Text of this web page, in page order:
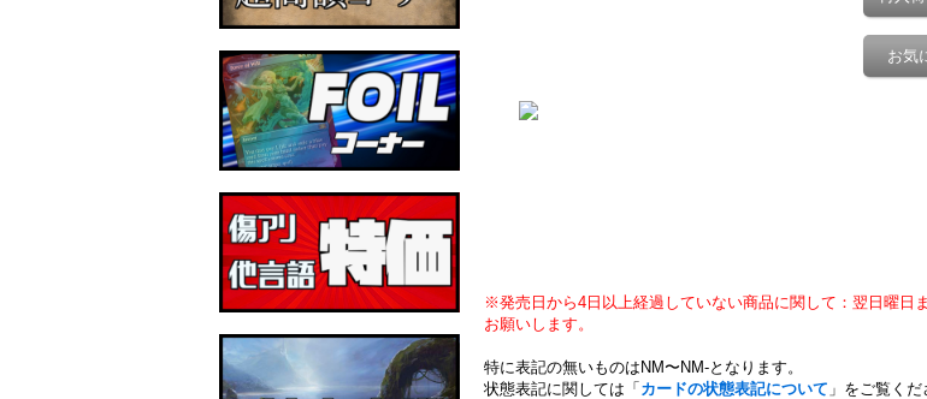
お気
※発売日から4日以上経過していない商品に関して：翌日曜日
お願いします。
特に表記の無いものはNM〜NM-となります。
状態表記に関しては「 カードの状態表記について 」をご覧くだ